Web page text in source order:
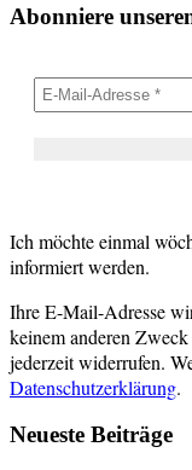
Abonniere
Ich möchte einmal
informiert werden.
Ihre E-Mail-Adresse
keinem anderen
jederzeit widerrufen.
Datenschutzerklärung.
Neueste Beiträge